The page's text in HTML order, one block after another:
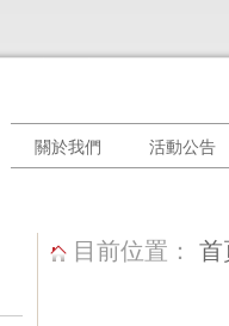
關於我們 活動公告
目前位置：首